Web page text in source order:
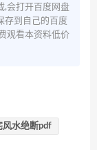
,会打开百度网盘
存到自己的百度
观看本资料低价
风水绝断pdf